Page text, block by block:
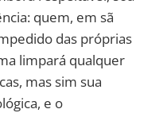
quem, em sã
das próprias
limpará qualquer
mas sim sua
e o